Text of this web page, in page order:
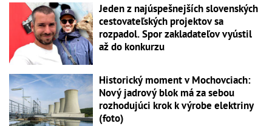
Jeden z najúspešnejších slovenských
cestovateľských projektov sa
rozpadol. Spor zakladateľov vyústil
až do konkurzu
Historický moment v Mochovciach:
Nový jadrový blok má za sebou
rozhodujúci krok k výrobe elektriny
(foto)